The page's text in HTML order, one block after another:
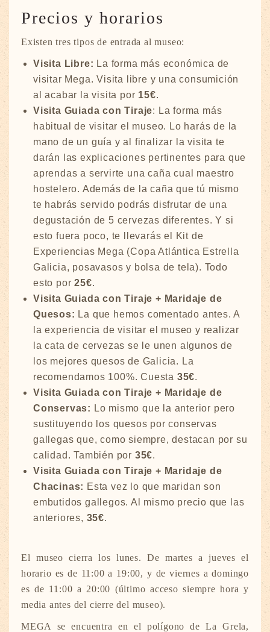
Precios y horarios
Existen tres tipos de entrada al museo:
Visita Libre: La forma más económica de
visitar Mega. Visita libre y una consumición
al acabar la visita por 15€.
Visita Guiada con Tiraje: La forma más
habitual de visitar el museo. Lo harás de la
mano de un guía y al finalizar la visita te
darán las explicaciones pertinentes para que
aprendas a servirte una caña cual maestro
hostelero. Además de la caña que tú mismo
te habrás servido podrás disfrutar de una
degustación de 5 cervezas diferentes. Y si
esto fuera poco, te llevarás el Kit de
Experiencias Mega (Copa Atlántica Estrella
Galicia, posavasos y bolsa de tela). Todo
esto por25€.
Visita Guiada con Tiraje + Maridaje de
Quesos: La que hemos comentado antes. A
la experiencia de visitar el museo y realizar
la cata de cervezas se le unen algunos de
los mejores quesos de Galicia. La
recomendamos 100%. Cuesta 35€.
Visita Guiada con Tiraje + Maridaje de
Conservas: Lo mismo que la anterior pero
sustituyendo los quesos por conservas
gallegas que, como siempre, destacan por su
calidad. También por 35€.
Visita Guiada con Tiraje + Maridaje de
Chacinas: Esta vez lo que maridan son
embutidos gallegos. Al mismo precio que las
anteriores, 35€.
El museo cierra los lunes. De martes a jueves el
horario es de 11:00 a 19:00, y de viernes a domingo
es de 11:00 a 20:00 (último acceso siempre hora y
media antes del cierre del museo).
MEGA se encuentra en el polígono de La Grela,